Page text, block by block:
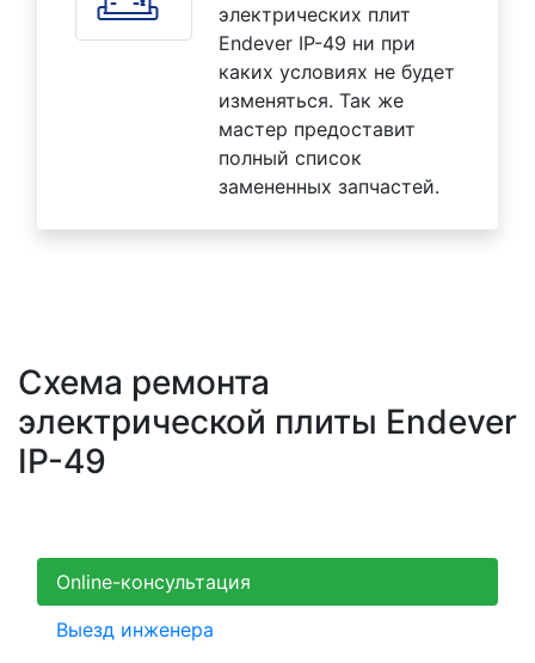
электрических плит
Endever IP-49 ни при
каких условиях не будет
изменяться. Так же
мастер предоставит
полный список
замененных запчастей.
Схема ремонта
электрической плиты Endever
IP-49
Online-консультация
Выезд инженера